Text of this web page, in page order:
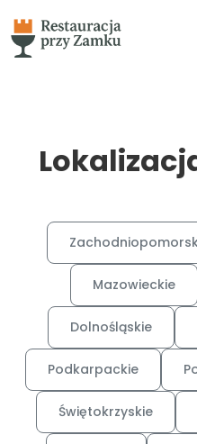
Mazowieckie
Dolnośląskie
Podkarpackie
Świętokrzyskie